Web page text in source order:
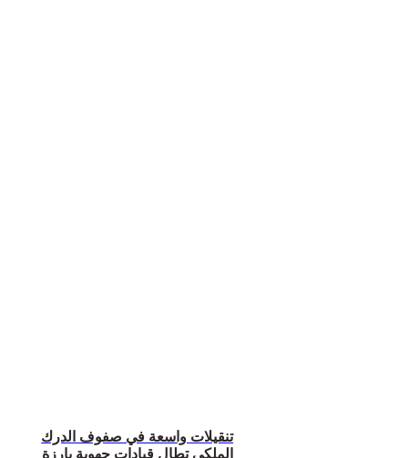
تنقيلات واسعة في صفوف الدرك
الملكي تطال قيادات جهوية بارزة